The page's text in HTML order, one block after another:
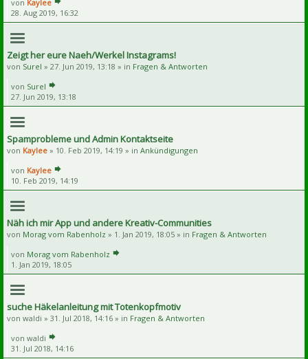
von Kaylee
28. Aug 2019, 16:32
Zeigt her eure Naeh/Werkel Instagrams!
von Surel » 27. Jun 2019, 13:18 » in Fragen & Antworten
von Surel
27. Jun 2019, 13:18
Spamprobleme und Admin Kontaktseite
von Kaylee » 10. Feb 2019, 14:19 » in Ankündigungen
von Kaylee
10. Feb 2019, 14:19
Näh ich mir App und andere Kreativ-Communities
von Morag vom Rabenholz » 1. Jan 2019, 18:05 » in Fragen & Antworten
von Morag vom Rabenholz
1. Jan 2019, 18:05
suche Häkelanleitung mit Totenkopfmotiv
von waldi » 31. Jul 2018, 14:16 » in Fragen & Antworten
von waldi
31. Jul 2018, 14:16